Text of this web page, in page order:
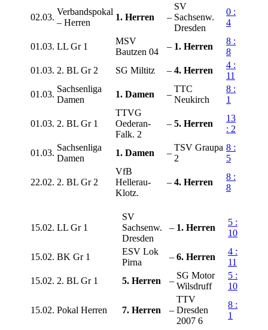
02.03.
Verbandspokal
– Herren
1. Herren –
SV
Sachsenw.
Dresden
0 :
4
01.03. LL Gr 1
MSV
Bautzen 04
– 1. Herren
8 :
8
01.03. 2. BL Gr 2 SG Miltitz – 4. Herren
4 :
11
01.03.
Sachsenliga
Damen
1. Damen –
TTC
Neukirch
8 :
1
01.03. 2. BL Gr 1
TTVG
Oederan-
Falk. 2
– 5. Herren
13
: 2
01.03.
Sachsenliga
Damen
1. Damen –
TSV Graupa
2
8 :
5
22.02. 2. BL Gr 2
VfB
Hellerau-
Klotz.
– 4. Herren
8 :
8
15.02. LL Gr 1
SV
Sachsenw.
Dresden
– 1. Herren
5 :
10
15.02. BK Gr 1
ESV Lok
Pirna
– 6. Herren
4 :
11
15.02. 2. BL Gr 1 5. Herren –
SG Motor
Wilsdruff
5 :
10
15.02. Pokal Herren 7. Herren –
TTV
Dresden
2007 6
8 :
1